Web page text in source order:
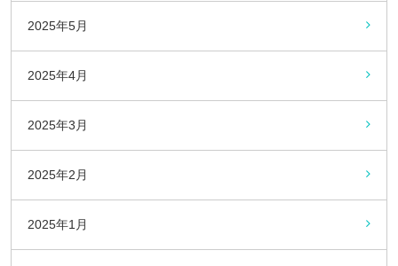
2025年5月
2025年4月
2025年3月
2025年2月
2025年1月